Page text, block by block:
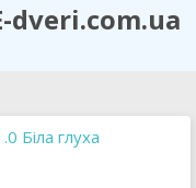
dveri.com.ua
Біла глуха